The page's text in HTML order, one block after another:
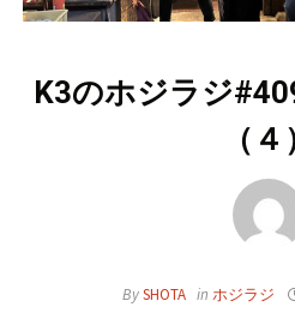
K3のホジラジ
（４
BySHOTA inホジラジ